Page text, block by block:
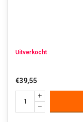
Uitverkocht
€39,55